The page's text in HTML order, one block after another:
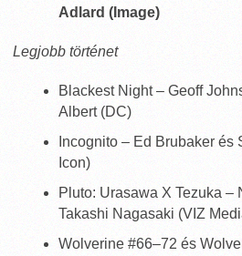
Adlard (Image)
Legjobb történet
Blackest Night – Geoff
Albert (DC)
Incognito – Ed Brubaker és
Icon)
Pluto: Urasawa X Tezuka –
Takashi Nagasaki (VIZ
Wolverine #66–72 és